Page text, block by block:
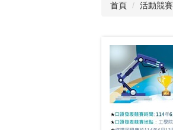
首頁 活動競賽